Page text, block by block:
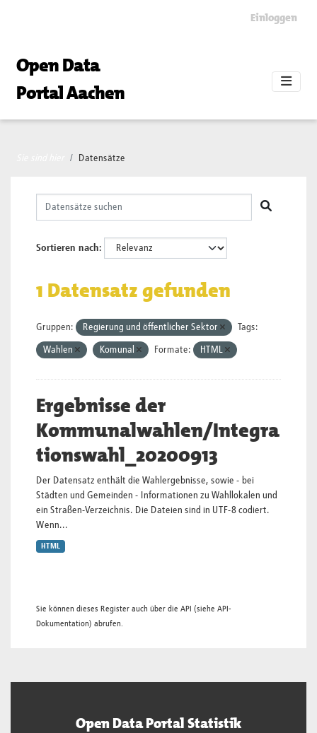
Einloggen
Open Data
Portal Aachen
Datensätze
Sortieren nach
1 Datensatz gefunden
Gruppen: Regierung und öffentlicher Sektor Tags:
Wahlen Komunal Formate: HTML
Ergebnisse der
Kommunalwahlen/Integra
tionswahl_20200913
Der Datensatz enthält die Wahlergebnisse, sowie - bei
Städten und Gemeinden - Informationen zu Wahllokalen und
ein Straßen-Verzeichnis. Die Dateien sind in UTF-8 codiert.
Wenn...
HTML
Sie können dieses Register auch über die API (siehe API-
Dokumentation) abrufen.
Open Data Portal Statistik